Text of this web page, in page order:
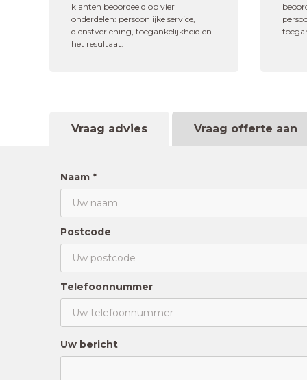
klanten beoordeeld op vier
onderdelen: persoonlijke service,
dienstverlening, toegankelijkheid en
het resultaat.
Afsluiten nieuwe
Vraag advies Vraag offerte aan
Naam *
Postcode
Telefoonnummer
Uw bericht